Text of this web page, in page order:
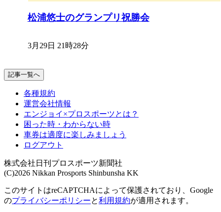
松浦悠士のグランプリ祝勝会
3月29日 21時28分
記事一覧へ
各種規約
運営会社情報
エンジョイ×プロスポーツとは？
困った時・わからない時
車券は適度に楽しみましょう
ログアウト
株式会社日刊プロスポーツ新聞社
(C)2026 Nikkan Prosports Shinbunsha KK
このサイトはreCAPTCHAによって保護されており、Google
のプライバシーポリシーと利用規約が適用されます。